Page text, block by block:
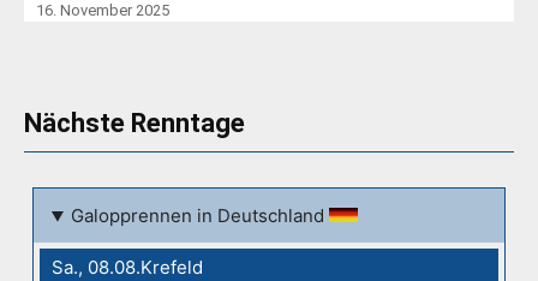
16. November 2025
Nächste Renntage
Galopprennen in Deutschland
Sa., 08.08.Krefeld